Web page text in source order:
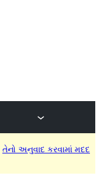
તેનો અનુવાદ કરવામાં મદદ